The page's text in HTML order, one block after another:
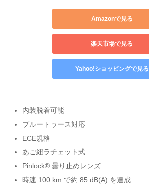
Amazonで見る
楽天市場で見る
Yahoo!ショッピングで見る
内装脱着可能
ブルートゥース対応
ECE規格
あご紐ラチェット式
Pinlock® 曇り止めレンズ
時速 100 km で約 85 dB(A) を達成